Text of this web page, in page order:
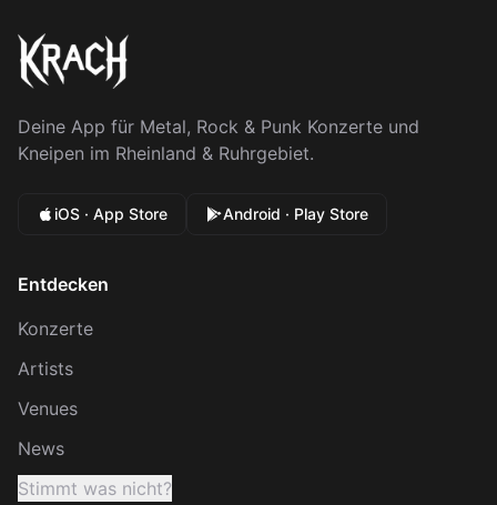
Deine App für Metal, Rock & Punk Konzerte und
Kneipen im Rheinland & Ruhrgebiet.
iOS · App Store Android · Play Store
Entdecken
Konzerte
Artists
Venues
News
Stimmt was nicht?